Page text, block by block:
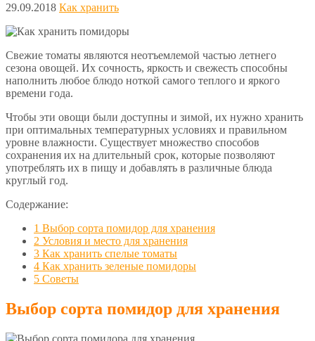
29.09.2018 Как хранить
Свежие томаты являются неотъемлемой частью летнего
сезона овощей. Их сочность, яркость и свежесть способны
наполнить любое блюдо ноткой самого теплого и яркого
времени года.
Чтобы эти овощи были доступны и зимой, их нужно хранить
при оптимальных температурных условиях и правильном
уровне влажности. Существует множество способов
сохранения их на длительный срок, которые позволяют
употреблять их в пищу и добавлять в различные блюда
круглый год.
Содержание:
1 Выбор сорта помидор для хранения
2 Условия и место для хранения
3 Как хранить спелые томаты
4 Как хранить зеленые помидоры
5 Советы
Выбор сорта помидор для хранения